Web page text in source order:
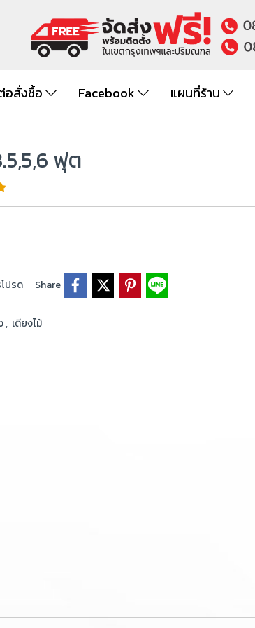
อสั่งซื้อ Facebook แผนที่ร้าน
ฟุต
ปรด Share
, เตียงไม้